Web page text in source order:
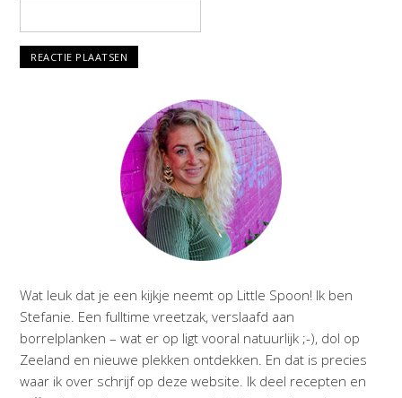
Wat leuk dat je een kijkje neemt op Little Spoon! Ik ben
Stefanie. Een fulltime vreetzak, verslaafd aan
borrelplanken – wat er op ligt vooral natuurlijk ;-), dol op
Zeeland en nieuwe plekken ontdekken. En dat is precies
waar ik over schrijf op deze website. Ik deel recepten en